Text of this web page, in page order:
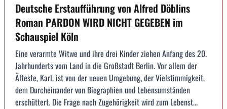
Deutsche Erstaufführung von Alfred Döblins
Roman PARDON WIRD NICHT GEGEBEN im
Schauspiel Köln
Eine verarmte Witwe und ihre drei Kinder ziehen Anfang des 20.
Jahrhunderts vom Land in die Großstadt Berlin. Vor allem der
Älteste, Karl, ist von der neuen Umgebung, der Vielstimmigkeit,
dem Durcheinander von Biographien und Lebensumständen
erschüttert. Die Frage nach Zugehörigkeit wird zum Lebenst...